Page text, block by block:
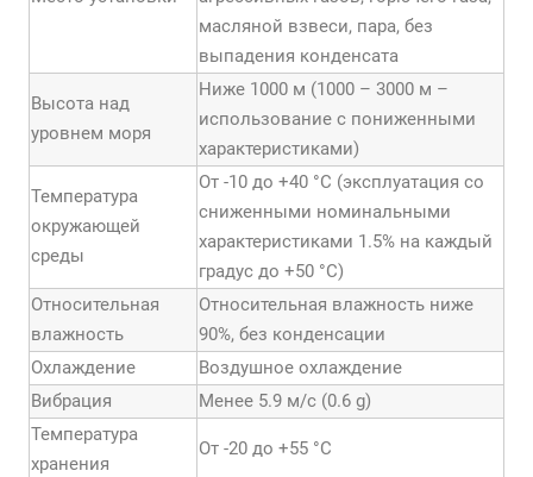
масляной взвеси, пара, без
выпадения конденсата
Высота над
уровнем моря
Ниже 1000 м (1000 – 3000 м –
использование с пониженными
характеристиками)
Температура
окружающей
среды
От -10 до +40 °С (эксплуатация со
сниженными номинальными
характеристиками 1.5% на каждый
градус до +50 °С)
Относительная
влажность
Относительная влажность ниже
90%, без конденсации
Охлаждение
Воздушное охлаждение
Вибрация
Менее 5.9 м/с (0.6 g)
Температура
хранения
От -20 до +55 °С